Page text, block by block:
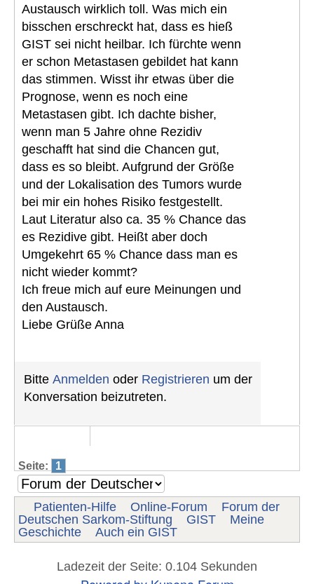
Austausch wirklich toll. Was mich ein
bisschen erschreckt hat, dass es hieß
GIST sei nicht heilbar. Ich fürchte wenn
er schon Metastasen gebildet hat kann
das stimmen. Wisst ihr etwas über die
Prognose, wenn es noch eine
Metastasen gibt. Ich dachte bisher,
wenn man 5 Jahre ohne Rezidiv
geschafft hat sind die Chancen gut,
dass es so bleibt. Aufgrund der Größe
und der Lokalisation des Tumors wurde
bei mir ein hohes Risiko festgestellt.
Laut Literatur also ca. 35 % Chance das
es Rezidive gibt. Heißt aber doch
Umgekehrt 65 % Chance dass man es
nicht wieder kommt?
Ich freue mich auf eure Meinungen und
den Austausch.
Liebe Grüße Anna
Bitte Anmelden oder Registrieren um der
Konversation beizutreten.
Seite: 1
Patienten-Hilfe Online-Forum
Forum der
Deutschen Sarkom-Stiftung
GIST
Meine
Geschichte
Auch ein GIST
Ladezeit der Seite: 0.104 Sekunden